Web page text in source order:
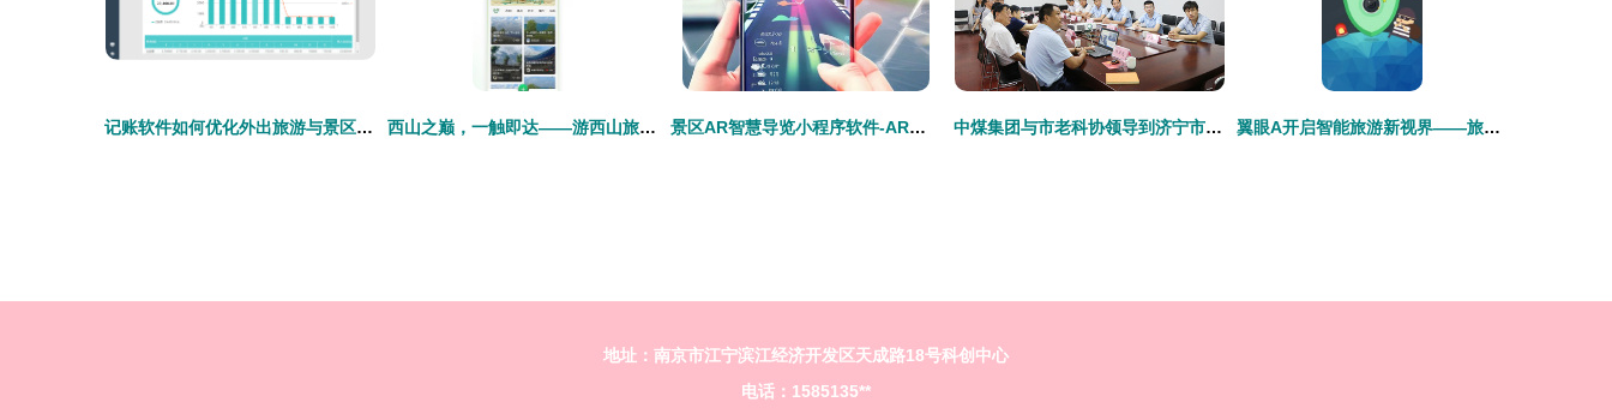
记账软件如何优化外出旅游与景区管理体验 西山之巅，一触即达——游西山旅游app官方版 v1.0.0正式发布 景区AR智慧导览小程序软件-AR导览产品设计需求成品搭建 中煤集团与市老科协领导到济宁市智建科技孵化基地考察合作 翼眼A开启智能旅游新视界——旅游软件研发的技术与文化要点
地址：南京市江宁滨江经济开发区天成路18号科创中心
电话：1585135**